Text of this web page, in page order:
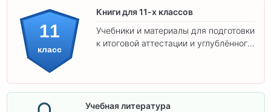
11
класс
Книги для 11-х классов
Учебники и материалы для подготовки
к итоговой аттестации и углублённого
Учебная литература